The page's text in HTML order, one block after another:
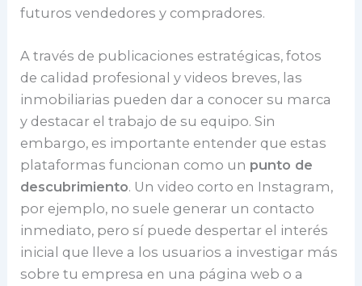
futuros vendedores y compradores.
A través de publicaciones estratégicas, fotos
de calidad profesional y videos breves, las
inmobiliarias pueden dar a conocer su marca
y destacar el trabajo de su equipo. Sin
embargo, es importante entender que estas
plataformas funcionan como un punto de
descubrimiento. Un video corto en Instagram,
por ejemplo, no suele generar un contacto
inmediato, pero sí puede despertar el interés
inicial que lleve a los usuarios a investigar más
sobre tu empresa en una página web o a